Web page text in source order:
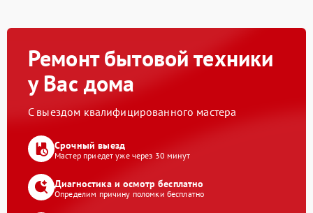
Ремонт бытовой техники
у Вас дома
С выездом квалифицированного мастера
Срочный выезд
Мастер приедет уже через 30 минут
Диагностика и осмотр бесплатно
Определим причину поломки бесплатно